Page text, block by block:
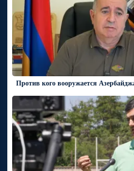
Против кого вооружается